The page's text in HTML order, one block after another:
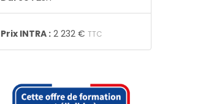
Prix INTRA : 2 232 € TTC